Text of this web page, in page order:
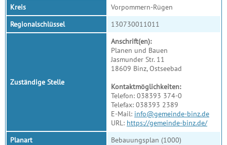
Kreis
Vorpommern-Rügen
Regionalschlüssel
130730011011
Zuständige Stelle
Anschrift(en):
Planen und Bauen
Jasmunder Str. 11
18609 Binz, Ostseebad
Kontaktmöglichkeiten:
Telefon: 038393 374-0
Telefax: 038393 2389
E-Mail: info@gemeinde-binz.de
URL: https://gemeinde-binz.de/
Planart
Bebauungsplan (1000)